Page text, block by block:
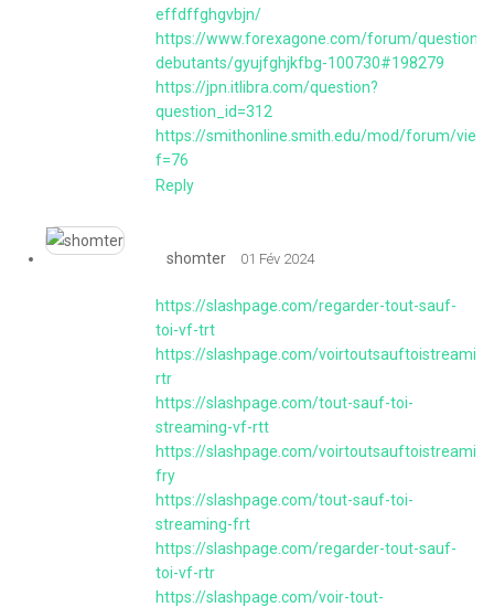
effdffghgvbjn/
https://www.forexagone.com/forum/questions-
debutants/gyujfghjkfbg-100730#198279
https://jpn.itlibra.com/question?
question_id=312
https://smithonline.smith.edu/mod/forum/
f=76
Reply
shomter 01 Fév 2024
https://slashpage.com/regarder-tout-sauf-
toi-vf-trt
https://slashpage.com/
rtr
https://slashpage.com/tout-sauf-toi-
streaming-vf-rtt
https://slashpage.com/
fry
https://slashpage.com/tout-sauf-toi-
streaming-frt
https://slashpage.com/regarder-tout-sauf-
toi-vf-rtr
https://slashpage.com/voir-tout-